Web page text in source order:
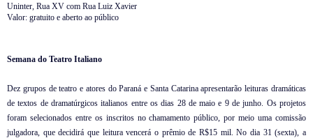
Uninter, Rua XV com Rua Luiz Xavier
Valor: gratuito e aberto ao público
Semana do Teatro Italiano
Dez grupos de teatro e atores do Paraná e Santa Catarina apresentarão leituras dramáticas
de textos de dramatúrgicos italianos entre os dias 28 de maio e 9 de junho. Os projetos
foram selecionados entre os inscritos no chamamento público, por meio uma comissão
julgadora, que decidirá que leitura vencerá o prêmio de R$15 mil. No dia 31 (sexta), a